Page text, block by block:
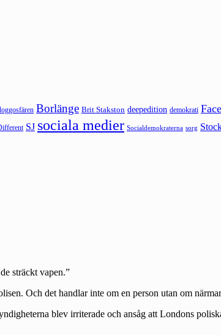
Borlänge Brit Stakston deepedition demokrati
SJ sociala medier Socialdemokraterna sorg
sträckt vapen.”
Och det handlar inte om en person utan om
blev irriterade och ansåg att Londons